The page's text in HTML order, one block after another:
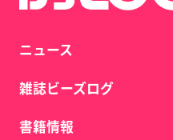
ニュース
雑誌ビーズログ
書籍情報